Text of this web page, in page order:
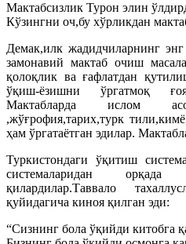
Мактабсизлик Турон элин
Кўзингни оч,бу хўрликдан
Демак,илк жадидчиларнинг
замонавий мактаб очиш
қолоқлик ва ғафлатдан
ўқиш-ёзишни ўргатмоқ
Мактабларда ислом
,жўғрофия,тарих,турк
ҳам ўргатаётган эдилар.
Туркистондаги ўқитиш
системаларидан орқада
қилардилар.Таввало
қуйидагича киноя қилган эди:
“Сизнинг бола ўқийди китобга